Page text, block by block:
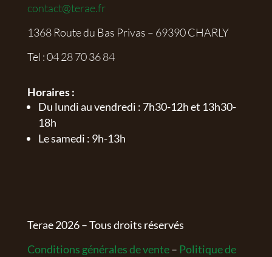
contact@terae.fr
1368 Route du Bas Privas – 69390 CHARLY
Tel :04 28 70 36 84
Horaires :
Du lundi au vendredi : 7h30-12h et 13h30-
18h
Le samedi : 9h-13h
Terae2026– Tous droits réservés
Conditions générales de vente– Politique de